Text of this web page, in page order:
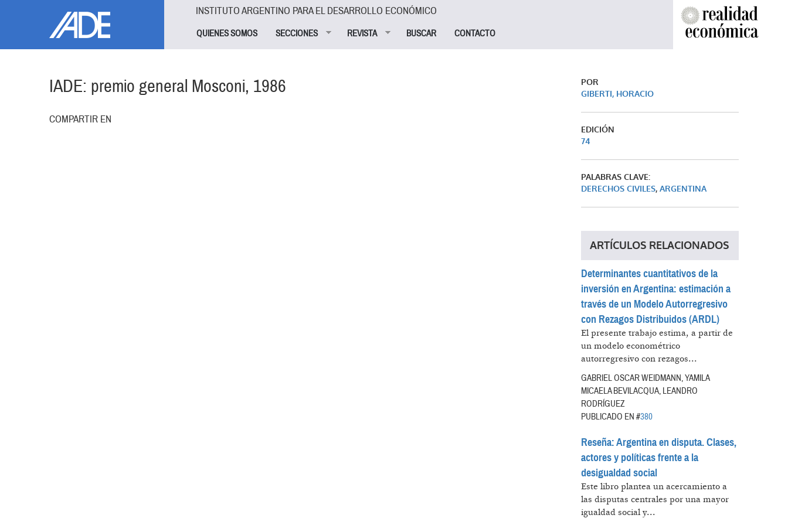
INSTITUTO ARGENTINO PARA EL DESARROLLO ECONÓMICO
QUIENES SOMOS SECCIONES REVISTA BUSCAR CONTACTO
IADE: premio general Mosconi, 1986
COMPARTIR EN
POR
GIBERTI, HORACIO
EDICIÓN
74
PALABRAS CLAVE:
DERECHOS CIVILES, ARGENTINA
ARTÍCULOS RELACIONADOS
Determinantes cuantitativos de la
inversión en Argentina: estimación a
través de un Modelo Autorregresivo
con Rezagos Distribuidos (ARDL)
El presente trabajo estima, a partir de
un modelo econométrico
autorregresivo con rezagos...
GABRIEL OSCAR WEIDMANN, YAMILA
MICAELA BEVILACQUA, LEANDRO
RODRÍGUEZ
PUBLICADO EN #380
Reseña: Argentina en disputa. Clases,
actores y políticas frente a la
desigualdad social
Este libro plantea un acercamiento a
las disputas centrales por una mayor
igualdad social y...